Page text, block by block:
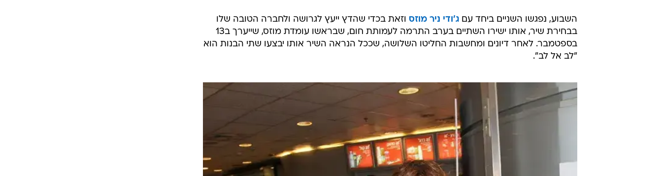
השבוע, נפגשו השניים ביחד עם ג'ודי ניר מוזס וזאת בכדי שהדץ ייעץ לגרושה ולחברה הטובה שלו
בבחירת שיר, אותו ישירו השתיים בערב התרמה לעמותת חום, שבראשו עומדת מוזס, שייערך ב13
בספטמבר. לאחר דיונים ומחשבות החליטו השלושה, שככל הנראה השיר אותו יבצעו שתי הבנות הוא
"לב אל לב".